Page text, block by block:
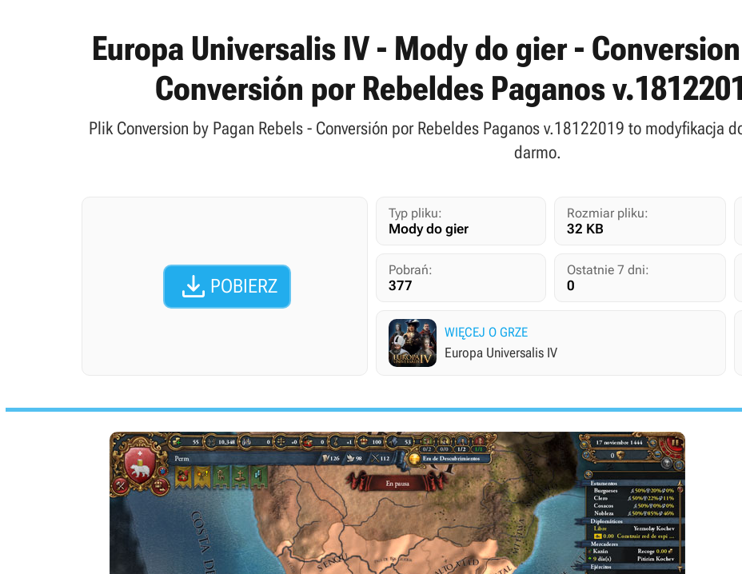
Europa Universalis IV - Mody do gier -
Conversión por Rebeldes Paganos
Plik Conversion by Pagan Rebels - Conversión por Rebeldes Paganos v.18122019 to modyfikacja
darmo.
 POBIERZ
Typ pliku:
Mody do gier
Rozmiar pliku:
32 KB
Pobrań:
377
Ostatnie 7 dni:
0
WIĘCEJ O GRZE
Europa Universalis IV